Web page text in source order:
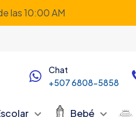
las 10:00 AM
Chat
+507 6808-5858
Bebé